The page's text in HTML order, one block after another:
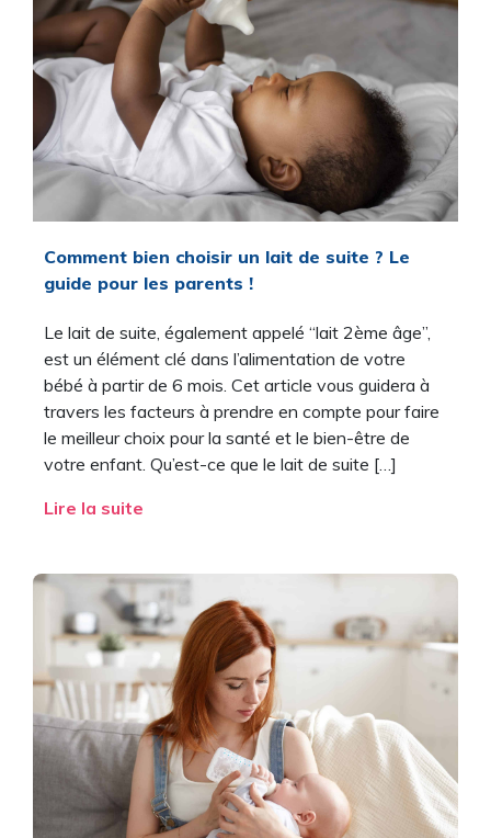
Comment bien choisir un lait de suite ? Le
guide pour les parents !
Le lait de suite, également appelé “lait 2ème âge”,
est un élément clé dans l’alimentation de votre
bébé à partir de 6 mois. Cet article vous guidera à
travers les facteurs à prendre en compte pour faire
le meilleur choix pour la santé et le bien-être de
votre enfant. Qu’est-ce que le lait de suite […]
Lire la suite